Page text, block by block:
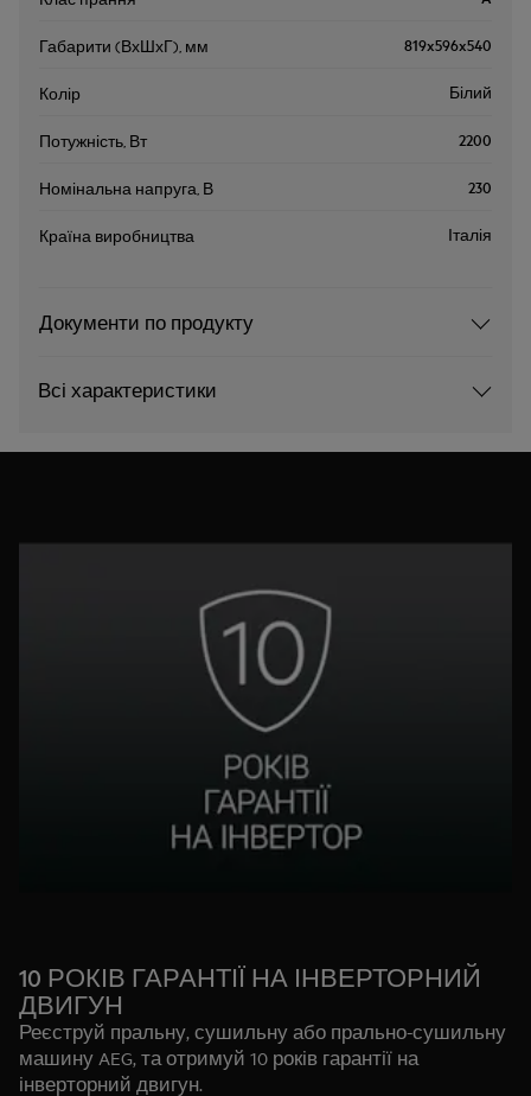
Габарити (ВхШхГ), мм 819x596x540
Колір Білий
Потужність, Вт 2200
Номінальна напруга, В 230
Країна виробництва Італія
Документи по продукту
Всі характеристики
10 РОКІВ ГАРАНТІЇ НА ІНВЕРТОРНИЙ
ДВИГУН
Реєструй пральну, сушильну або прально-сушильну
машину AEG, та отримуй 10 років гарантії на
інверторний двигун.